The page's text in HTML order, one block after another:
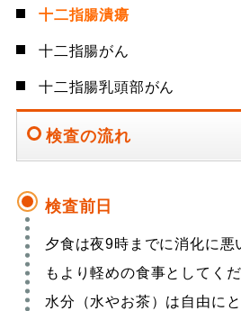
十二指腸潰瘍
十二指腸がん
十二指腸乳頭部がん
検査の流れ
検査前日
夕食は夜9時までに消化に悪
もより軽めの食事としてくだ
水分（水やお茶）は自由に